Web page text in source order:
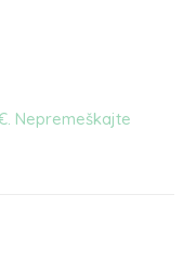
Nepremeškajte